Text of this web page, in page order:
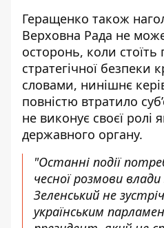
Геращенко також
Верховна Рада не
осторонь, коли стоїть
стратегічної безпеки
словами, нинішнє
повністю втратило
не виконує своєї ролі
державного органу.
"Останні події
чесної розмови
Зеленський не
українським